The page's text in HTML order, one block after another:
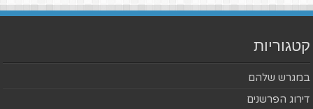
קטגוריות
במגרש שלהם
דירוג הפרשנים